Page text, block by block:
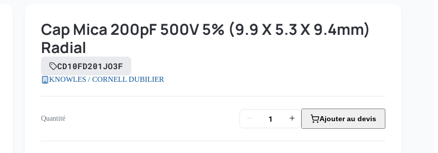
Cap Mica 200pF 500V 5% (9.9 X 5.3 X 9.4mm)
Radial
CD10FD201JO3F
KNOWLES / CORNELL DUBILIER
Quantité Ajouter au devis